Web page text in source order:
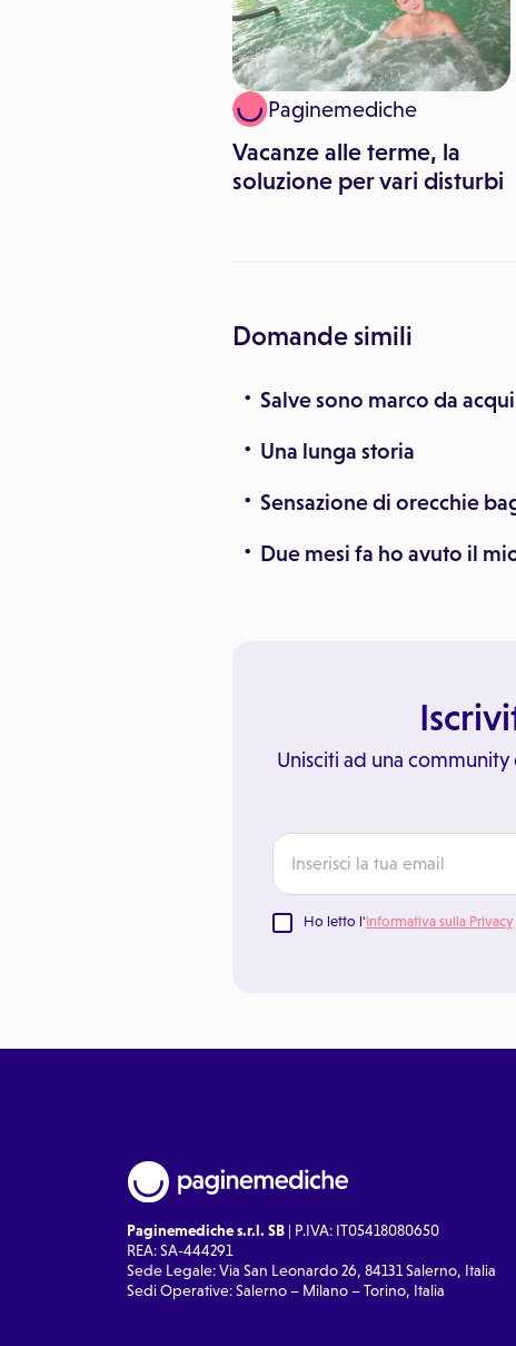
Paginemediche
Vacanze alle terme, la
soluzione per vari disturbi
Domande simili
Salve sono marco da
Una lunga storia
Sensazione di orecchie
Due mesi fa ho avuto il
Unisciti ad una
Ho letto l'Informativa sulla Privacy
Paginemediche s.r.l. SB | P.IVA: IT05418080650
REA: SA-444291
Sede Legale: Via San Leonardo 26, 84131 Salerno, Italia
Sedi Operative: Salerno – Milano – Torino, Italia